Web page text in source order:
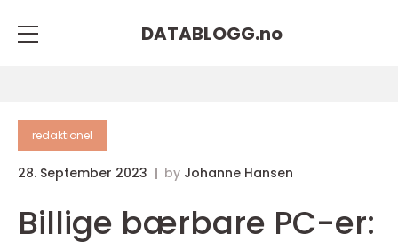
DATABLOGG.no
redaktionel
28. September 2023 by Johanne Hansen
Billige bærbare PC-er: